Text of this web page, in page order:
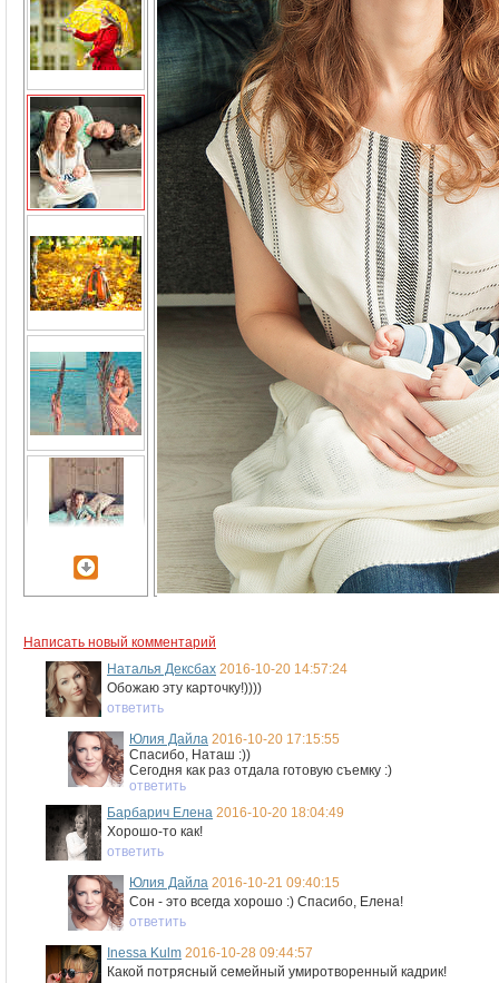
Написать новый комментарий
Наталья Дексбах 2016-10-20 14:57:24
Обожаю эту карточку!))))
ответить
Юлия Дайла 2016-10-20 17:15:55
Спасибо, Наташ :))
Сегодня как раз отдала готовую съемку :)
ответить
Барбарич Елена 2016-10-20 18:04:49
Хорошо-то как!
ответить
Юлия Дайла 2016-10-21 09:40:15
Сон - это всегда хорошо :) Спасибо, Елена!
ответить
Inessa Kulm 2016-10-28 09:44:57
Какой потрясный семейный умиротворенный кадрик!